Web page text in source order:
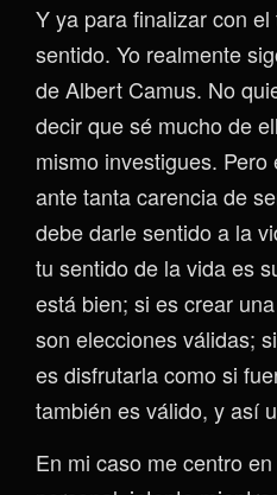
Y ya para finalizar con
sentido. Yo realmente
de Albert Camus. No
decir que sé mucho de
mismo investigues.
ante tanta carencia de
debe darle sentido a la
tu sentido de la vida es
está bien; si es crear
son elecciones válidas;
es disfrutarla como si
también es válido, y así
En mi caso me centro